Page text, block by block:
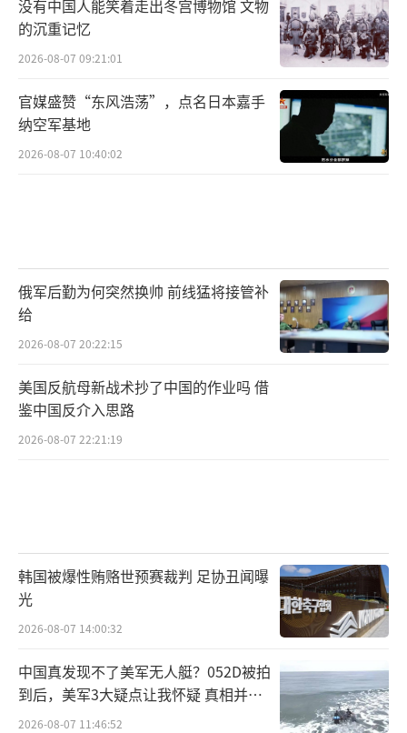
没有中国人能笑着走出冬宫博物馆 文物
的沉重记忆
2026-08-07 09:21:01
官媒盛赞“东风浩荡”，点名日本嘉手
纳空军基地
2026-08-07 10:40:02
俄军后勤为何突然换帅 前线猛将接管补
给
2026-08-07 20:22:15
美国反航母新战术抄了中国的作业吗 借
鉴中国反介入思路
2026-08-07 22:21:19
韩国被爆性贿赂世预赛裁判 足协丑闻曝
光
2026-08-07 14:00:32
中国真发现不了美军无人艇？052D被拍
到后，美军3大疑点让我怀疑 真相并非
如此
2026-08-07 11:46:52